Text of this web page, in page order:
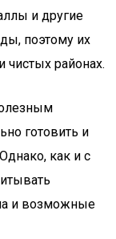
и другие
поэтому их
чистых районах.
готовить и
как и с
и возможные